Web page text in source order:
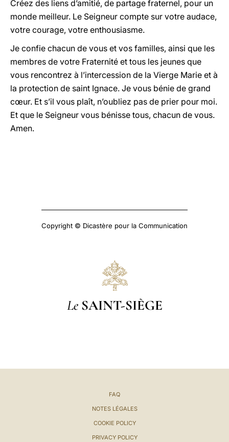
Créez des liens d’amitié, de partage fraternel, pour un
monde meilleur. Le Seigneur compte sur votre audace,
votre courage, votre enthousiasme.
Je confie chacun de vous et vos familles, ainsi que les
membres de votre Fraternité et tous les jeunes que
vous rencontrez à l’intercession de la Vierge Marie et à
la protection de saint Ignace. Je vous bénie de grand
cœur. Et s’il vous plaît, n’oubliez pas de prier pour moi.
Et que le Seigneur vous bénisse tous, chacun de vous.
Amen.
Copyright © Dicastère pour la Communication
Le SAINT-SIÈGE
FAQ
NOTES LÉGALES
COOKIE POLICY
PRIVACY POLICY